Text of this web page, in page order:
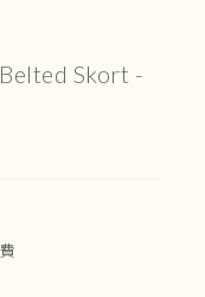
Skort -